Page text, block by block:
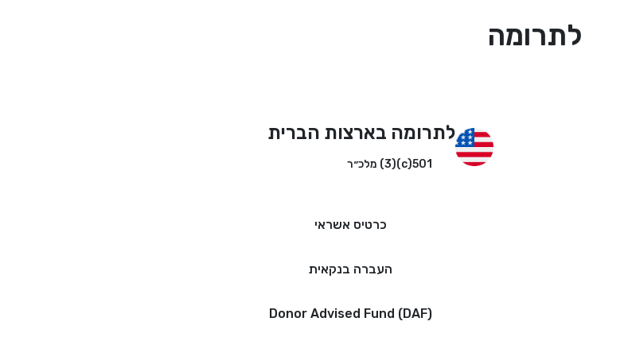
לתרומה
לתרומה בארצות הברית
501(c)(3) מלכ״ר
כרטיס אשראי
העברה בנקאית
Donor Advised Fund (DAF)